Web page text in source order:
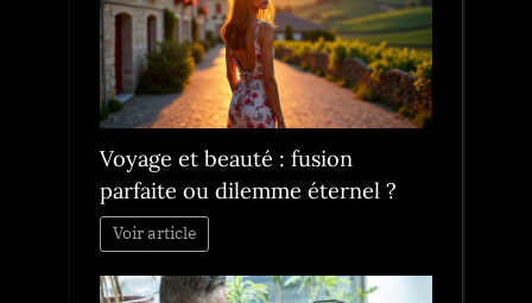
Voyage et beauté : fusion
parfaite ou dilemme éternel ?
Voir article